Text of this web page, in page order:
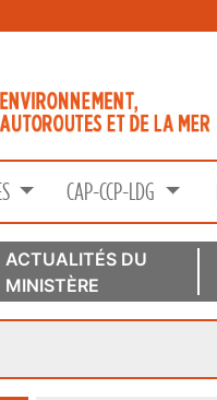
CAP-CCP-LDG
ACTUALITÉS DU
MINISTÈRE